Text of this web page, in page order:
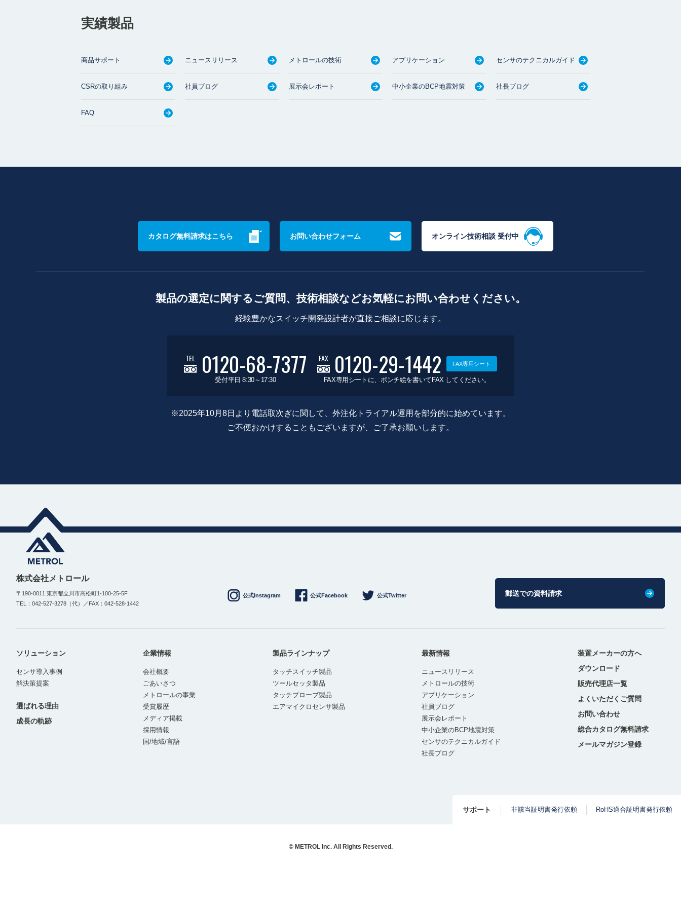
実績製品
商品サポート ニュースリリース メトロールの技術 アプリケーション センサのテクニカルガイド
CSRの取り組み 社員ブログ 展示会レポート 中小企業のBCP地震対策 社長ブログ
FAQ
カタログ無料請求はこちら お問い合わせフォーム オンライン技術相談 受付中
製品の選定に関するご質問、技術相談などお気軽にお問い合わせください。
経験豊かなスイッチ開発設計者が直接ご相談に応じます。
TEL 0120-68-7377
受付平日 8:30～17:30
FAX 0120-29-1442 FAX専用シート
FAX専用シートに、ポンチ絵を書いてFAX してください。
※2025年10月8日より電話取次ぎに関して、外注化トライアル運用を部分的に始めています。
ご不便おかけすることもございますが、ご了承お願いします。
株式会社メトロール
〒190-0011 東京都立川市高松町1-100-25-5F
TEL：042-527-3278（代）／FAX：042-528-1442
公式Instagram 公式Facebook 公式Twitter 郵送での資料請求
ソリューション
センサ導入事例
解決策提案
選ばれる理由
成長の軌跡
企業情報
会社概要
ごあいさつ
メトロールの事業
受賞履歴
メディア掲載
採用情報
国/地域/言語
製品ラインナップ
タッチスイッチ製品
ツールセッタ製品
タッチプローブ製品
エアマイクロセンサ製品
最新情報
ニュースリリース
メトロールの技術
アプリケーション
社員ブログ
展示会レポート
中小企業のBCP地震対策
センサのテクニカルガイド
社長ブログ
装置メーカーの方へ
ダウンロード
販売代理店一覧
よくいただくご質問
お問い合わせ
総合カタログ無料請求
メールマガジン登録
サポート 非該当証明書発行依頼 RoHS適合証明書発行依頼
© METROL Inc. All Rights Reserved.